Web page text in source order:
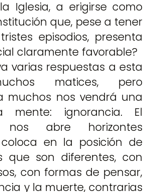
Iglesia, a erigirse como
que, pese a tener
episodios, presenta
claramente favorable?
varias respuestas a esta
matices, pero
muchos nos vendrá una
ignorancia. El
nos abre horizontes
en la posición de
que son diferentes, con
con formas de pensar,
y la muerte, contrarias